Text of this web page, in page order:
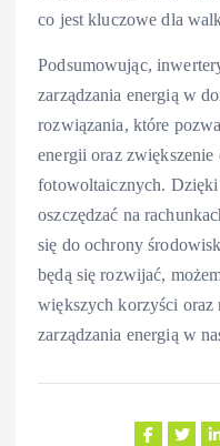
co jest kluczowe dla
Podsumowując,
zarządzania energią w
rozwiązania, które
energii oraz
fotowoltaicznych.
oszczędzać na
się do ochrony
będą się rozwijać,
większych korzyści
zarządzania energią w